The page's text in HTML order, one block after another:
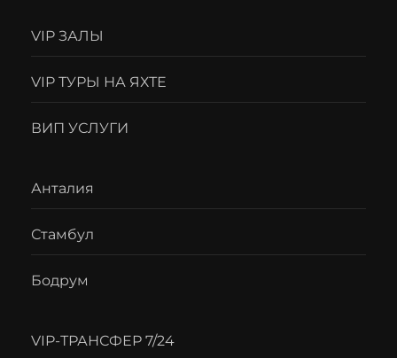
VIP ЗАЛЫ
VIP ТУРЫ НА ЯХТЕ
ВИП УСЛУГИ
Анталия
Стамбул
Бодрум
VIP-ТРАНСФЕР 7/24